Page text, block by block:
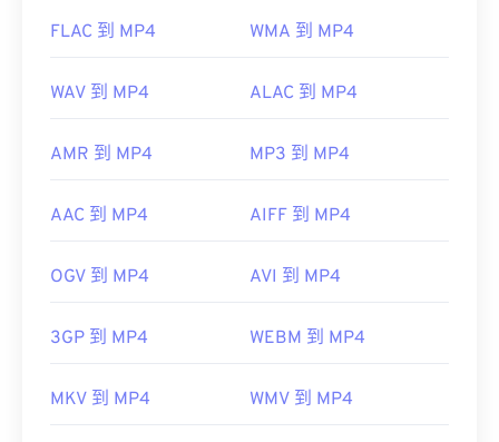
https://en.wikipedia.org/wiki/MPEG-4
4.html
FLAC 到 MP4 WMA 到 MP4
WAV 到 MP4 ALAC 到 MP4
AMR 到 MP4 MP3 到 MP4
AAC 到 MP4 AIFF 到 MP4
OGV 到 MP4 AVI 到 MP4
3GP 到 MP4 WEBM 到 MP4
MKV 到 MP4 WMV 到 MP4